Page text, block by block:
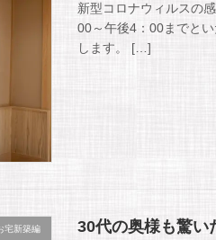
新型コロナウィルスの
00～午後4：00までと
します。 […]
宅新築編 30代の奥様も驚い